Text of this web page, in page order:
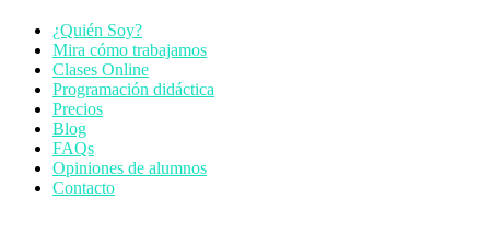
¿Quién Soy?
Mira cómo trabajamos
Clases Online
Programación didáctica
Precios
Blog
FAQs
Opiniones de alumnos
Contacto